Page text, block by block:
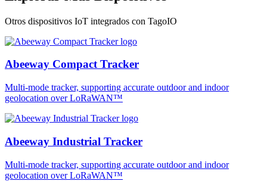
Otros dispositivos IoT integrados con TagoIO
Abeeway Compact Tracker
Multi-mode tracker, supporting accurate outdoor and indoor
geolocation over LoRaWAN™
Abeeway Industrial Tracker
Multi-mode tracker, supporting accurate outdoor and indoor
geolocation over LoRaWAN™